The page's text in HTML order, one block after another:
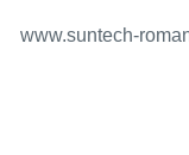
www.suntech-